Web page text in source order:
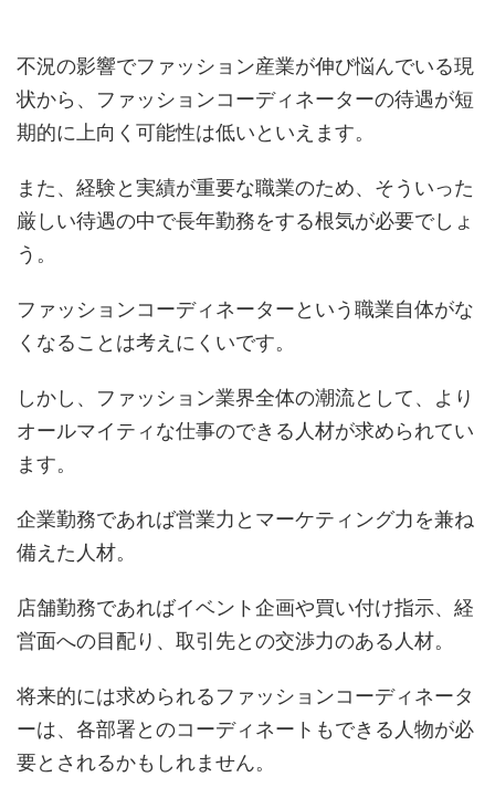
不況の影響でファッション産業が伸び悩んでいる現
状から、ファッションコーディネーターの待遇が短
期的に上向く可能性は低いといえます。
また、経験と実績が重要な職業のため、そういった
厳しい待遇の中で長年勤務をする根気が必要でしょ
う。
ファッションコーディネーターという職業自体がな
くなることは考えにくいです。
しかし、ファッション業界全体の潮流として、より
オールマイティな仕事のできる人材が求められてい
ます。
企業勤務であれば営業力とマーケティング力を兼ね
備えた人材。
店舗勤務であればイベント企画や買い付け指示、経
営面への目配り、取引先との交渉力のある人材。
将来的には求められるファッションコーディネータ
ーは、各部署とのコーディネートもできる人物が必
要とされるかもしれません。